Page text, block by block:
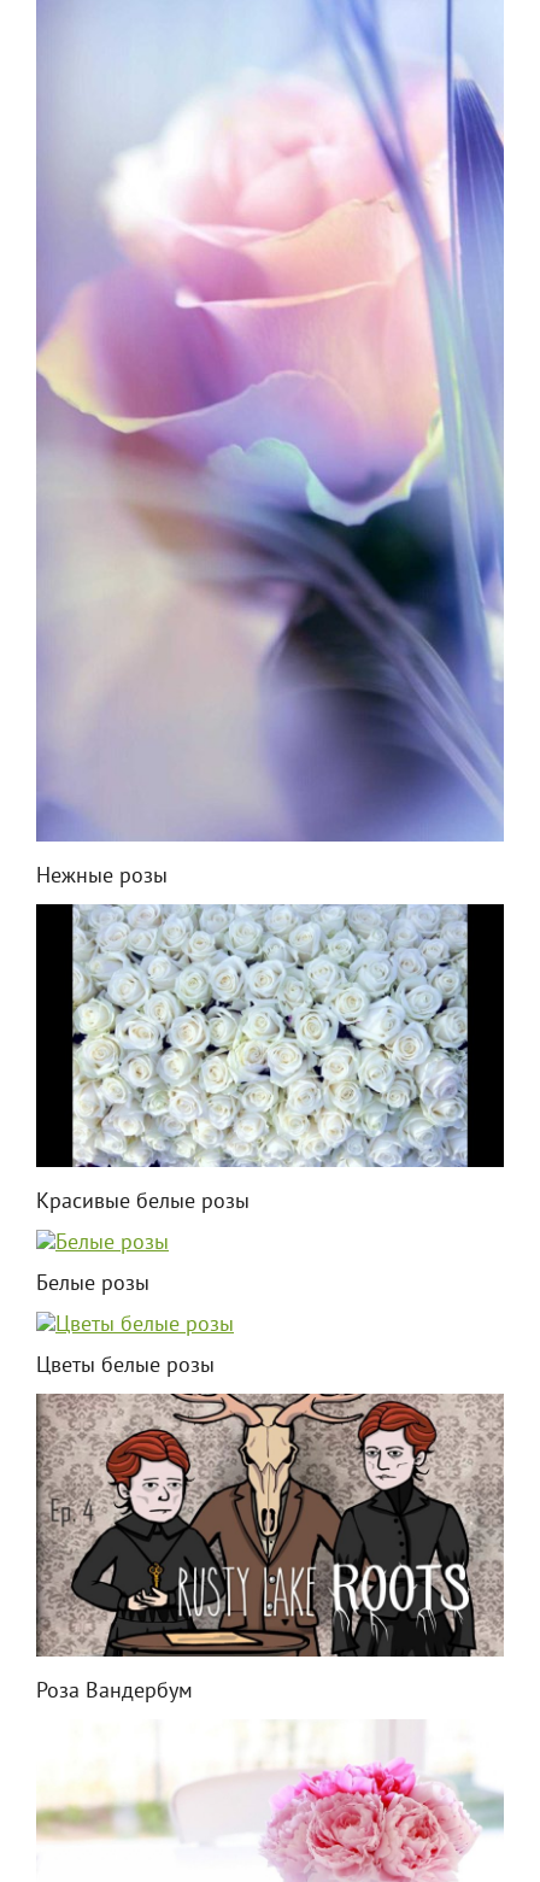
Нежные розы
Красивые белые розы
Белые розы
Цветы белые розы
Роза Вандербум